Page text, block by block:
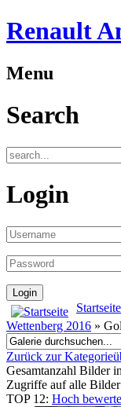
Renault
Menu
Search
Login
Startseite
Wettenberg 2016 »
Zurück zur
Gesamtanzahl Bilder
Zugriffe auf alle
TOP 12: Hoch